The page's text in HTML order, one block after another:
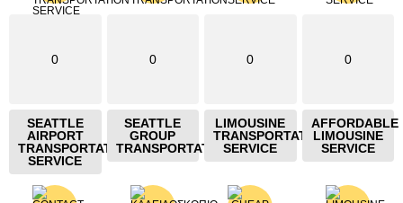
0
SEATTLE
AIRPORT
TRANSPORTATION
SERVICE
0
SEATTLE
GROUP
TRANSPORTATION
0
LIMOUSINE
TRANSPORTATION
SERVICE
0
AFFORDABLE
LIMOUSINE
SERVICE